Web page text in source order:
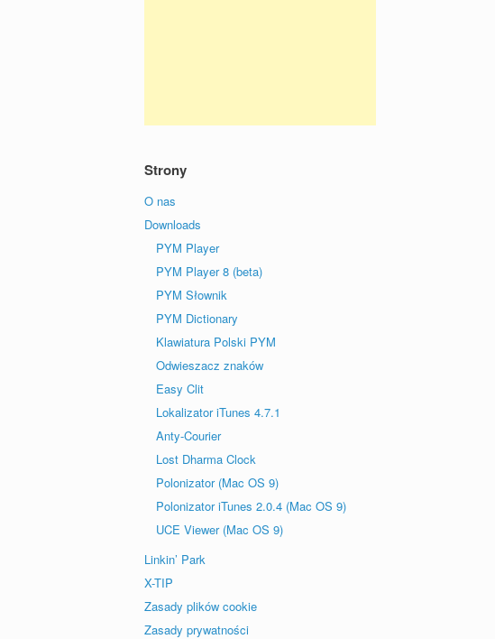
Strony
O nas
Downloads
PYM Player
PYM Player 8 (beta)
PYM Słownik
PYM Dictionary
Klawiatura Polski PYM
Odwieszacz znaków
Easy Clit
Lokalizator iTunes 4.7.1
Anty-Courier
Lost Dharma Clock
Polonizator (Mac OS 9)
Polonizator iTunes 2.0.4 (Mac OS 9)
UCE Viewer (Mac OS 9)
Linkin’ Park
X-TIP
Zasady plików cookie
Zasady prywatności